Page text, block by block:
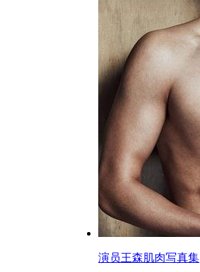
演员王森肌肉写真集